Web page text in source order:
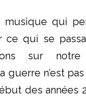
musique qui
ce qui se
sur notre
guerre n’est
des années